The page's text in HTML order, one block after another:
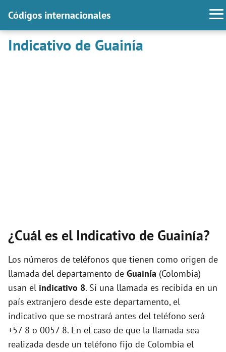
Códigos internacionales
Indicativo de Guainía
¿Cuál es el Indicativo de Guainía?
Los números de teléfonos que tienen como origen de
llamada del departamento de Guainía (Colombia)
usan el indicativo 8. Si una llamada es recibida en un
país extranjero desde este departamento, el
indicativo que se mostrará antes del teléfono será
+57 8 o 0057 8. En el caso de que la llamada sea
realizada desde un teléfono fijo de Colombia el